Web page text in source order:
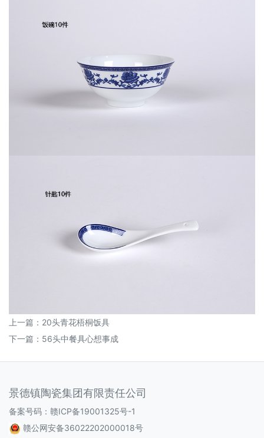
上一篇： 20头青花梧桐饭具
下一篇： 56头中餐具心想事成
景德镇陶瓷集团有限责任公司
备案号码： 赣ICP备19001325号-1
赣公网安备36022202000018号